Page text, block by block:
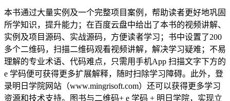
本书通过大量实例及一个完整项目案例，帮助读者更好地巩固
所学知识，提升能力；在百度云盘中给出了本书的视频讲解、
实例及项目源码、实战源码，方便读者学习；书中设置了200
多个二维码，扫描二维码观看视频讲解，解决学习疑难；不易
理解的专业术语、代码难点，只需用手机App 扫描文字下方的
e 学码便可获得更多扩展解释，随时扫除学习障碍。此外，登
录明日学院网站（www.mingrisoft.com）还可以获得更多学习
资源和技术支持。图书与二维码+ e 学码 + 明日学院，实现立